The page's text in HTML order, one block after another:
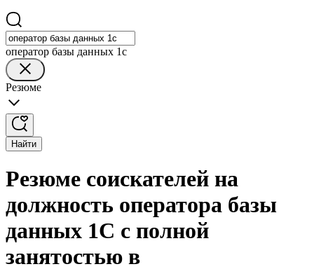
оператор базы данных 1с
Резюме
Найти
Резюме соискателей на
должность оператора базы
данных 1С с полной
занятостью в